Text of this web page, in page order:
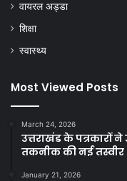
वायरल अड्डा
शिक्षा
स्वास्थ्य
Most Viewed Posts
March 24, 2026
उत्तराखंड के पत्रकारों
तकनीक की नई तस्वीर
January 21, 2026